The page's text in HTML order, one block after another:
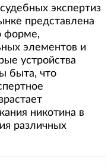
экспертиз
представлена
форме,
элементов и
устройства
быта, что
никотина в
различных